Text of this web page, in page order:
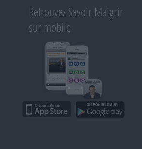
Retrouvez Savoir Maigrir
sur mobile